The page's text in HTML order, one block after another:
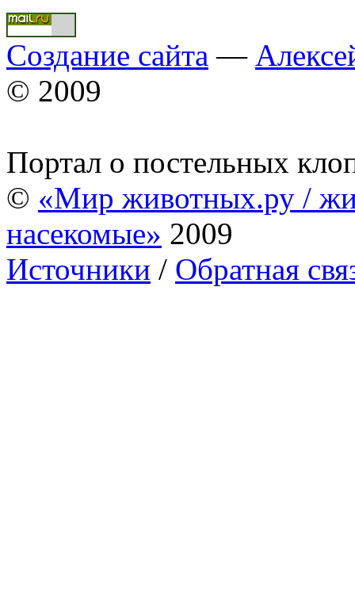
Создание сайта —
© 2009
Портал о постельных
© «Мир животных.ру /
насекомые» 2009
Источники / Обратная